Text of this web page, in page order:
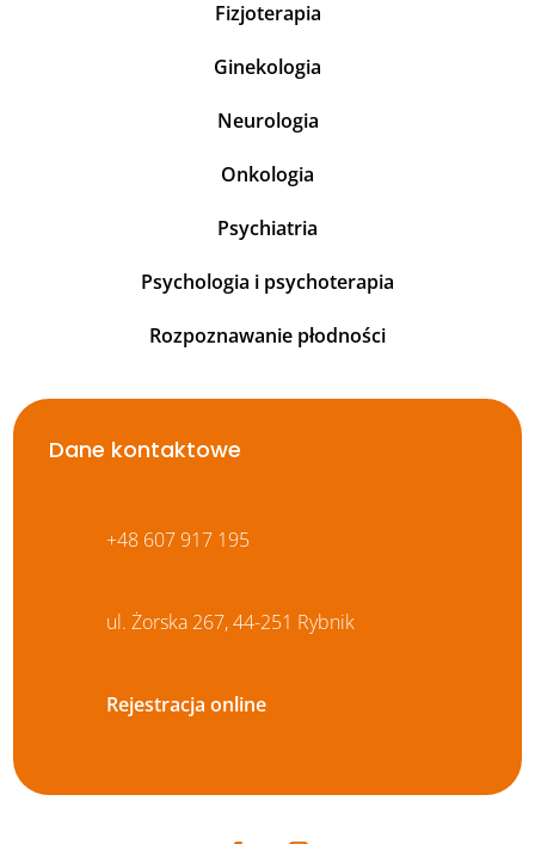
Fizjoterapia
Ginekologia
Neurologia
Onkologia
Psychiatria
Psychologia i psychoterapia
Rozpoznawanie płodności
Dane kontaktowe
+48 607 917 195
ul. Żorska 267, 44-251 Rybnik
Rejestracja online